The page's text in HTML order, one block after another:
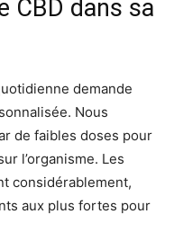
CBD dans sa
demande
Nous
de faibles doses pour
l’organisme. Les
considérablement,
aux plus fortes pour